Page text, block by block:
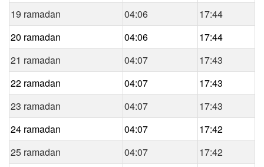
19 ramadan
04:06
17:44
20 ramadan
04:06
17:44
21 ramadan
04:07
17:43
22 ramadan
04:07
17:43
23 ramadan
04:07
17:43
24 ramadan
04:07
17:42
25 ramadan
04:07
17:42